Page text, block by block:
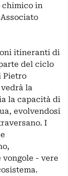
chimico in
itineranti di
del ciclo
Pietro
la
la capacità di
evolvendosi
I
- vere